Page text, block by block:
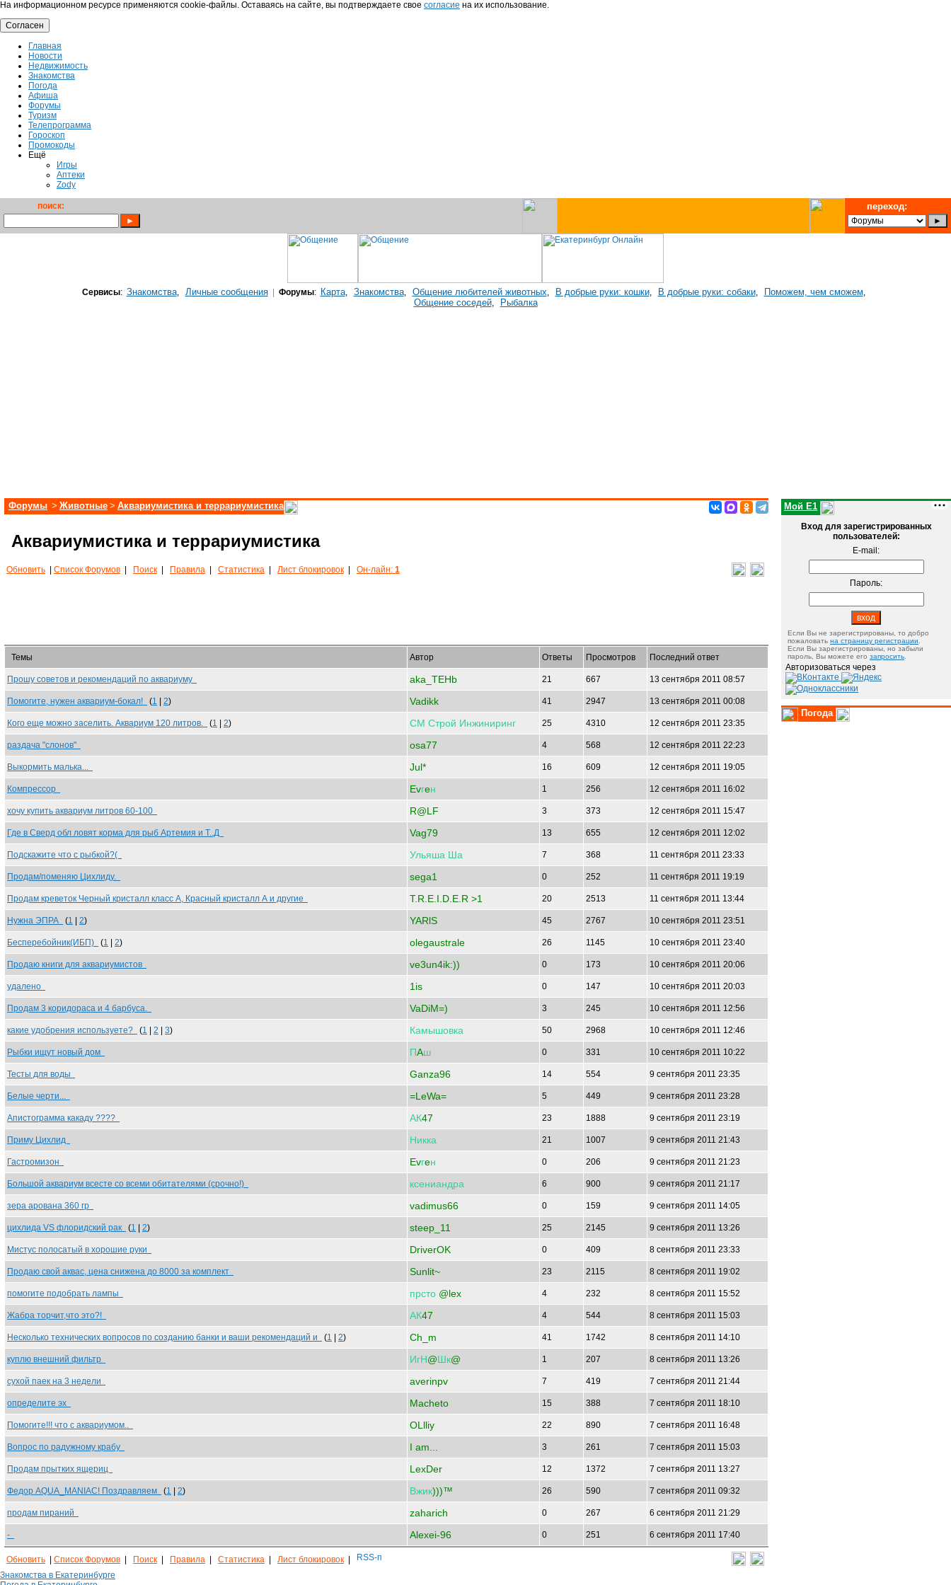
На информационном ресурсе применяются cookie-файлы. Оставаясь на сайте, вы подтверждаете свое согласие на их использование.
Согласен
Главная
Новости
Недвижимость
Знакомства
Погода
Афиша
Форумы
Туризм
Телепрограмма
Гороскоп
Промокоды
Ещё
Игры
Аптеки
Zody
поиск: переход:
Сервисы: Знакомства, Личные сообщения| Форумы: Карта, Знакомства, Общение любителей животных, В добрые руки: кошки, В добрые руки: собаки, Поможем, чем сможем,
Общение соседей, Рыбалка
Форумы > Животные > Аквариумистика и террариумистика
Аквариумистика и террариумистика
Обновить Список Форумов Поиск Правила Статистика Лист блокировок Он-лайн: 1
Темы Автор Ответы Просмотров Последний ответ
Прошу советов и рекомендаций по аквариуму aka_TEHb 21 667 13 сентября 2011 08:57
Помогите, нужен аквариум-бокал! (1 2) Vadikk 41 2947 13 сентября 2011 00:08
Кого еще можно заселить. Аквариум 120 литров. (1 2) СМ Строй Инжиниринг 25 4310 12 сентября 2011 23:35
раздача "слонов" osa77 4 568 12 сентября 2011 22:23
Выкормить малька... Jul* 16 609 12 сентября 2011 19:05
Компрессор Evгeн 1 256 12 сентября 2011 16:02
хочу купить аквариум литров 60-100 R@LF 3 373 12 сентября 2011 15:47
Где в Сверд обл ловят корма для рыб Артемия и Т..Д Vag79 13 655 12 сентября 2011 12:02
Подскажите что с рыбкой?( Ульяша Ша 7 368 11 сентября 2011 23:33
Продам/поменяю Цихлиду. sega1 0 252 11 сентября 2011 19:19
Продам креветок Черный кристалл класс А, Красный кристалл А и другие T.R.E.I.D.E.R >1 20 2513 11 сентября 2011 13:44
Нужна ЭПРА (1 2) YARlS 45 2767 10 сентября 2011 23:51
Бесперебойник(ИБП) (1 2) olegaustrale 26 1145 10 сентября 2011 23:40
Продаю книги для аквариумистов ve3un4ik:)) 0 173 10 сентября 2011 20:06
удалено 1is 0 147 10 сентября 2011 20:03
Продам 3 коридораса и 4 барбуса. VaDiM=) 3 245 10 сентября 2011 12:56
какие удобрения используете? (1 2 3) Камышовка 50 2968 10 сентября 2011 12:46
Рыбки ищут новый дом ПAш 0 331 10 сентября 2011 10:22
Тесты для воды Ganza96 14 554 9 сентября 2011 23:35
Белые черти... =LeWa= 5 449 9 сентября 2011 23:28
Апистограмма какаду ???? АК47 23 1888 9 сентября 2011 23:19
Приму Цихлид Никка 21 1007 9 сентября 2011 21:43
Гастромизон Evгeн 0 206 9 сентября 2011 21:23
Большой аквариум всесте со всеми обитателями (срочно!) ксениандра 6 900 9 сентября 2011 21:17
зера арована 360 гр vadimus66 0 159 9 сентября 2011 14:05
цихлида VS флоридский рак (1 2) steep_11 25 2145 9 сентября 2011 13:26
Мистус полосатый в хорошие руки DriverOK 0 409 8 сентября 2011 23:33
Продаю свой аквас, цена снижена до 8000 за комплект Sunlit~ 23 2115 8 сентября 2011 19:02
помогите подобрать лампы прсто @lex 4 232 8 сентября 2011 15:52
Жабра торчит,что это?! АК47 4 544 8 сентября 2011 15:03
Несколько технических вопросов по созданию банки и ваши рекомендаций и (1 2) Ch_m 41 1742 8 сентября 2011 14:10
куплю внешний фильтр ИгН@Шк@ 1 207 8 сентября 2011 13:26
сухой паек на 3 недели averinpv 7 419 7 сентября 2011 21:44
определите эх Macheto 15 388 7 сентября 2011 18:10
Помогите!!! что с аквариумом.. OLlliy 22 890 7 сентября 2011 16:48
Вопрос по радужному крабу I am... 3 261 7 сентября 2011 15:03
Продам прытких ящериц LexDer 12 1372 7 сентября 2011 13:27
Федор AQUA_MANIAC! Поздравляем (1 2) Вжик)))™ 26 590 7 сентября 2011 09:32
продам пираний zaharich 0 267 6 сентября 2011 21:29
- Alexei-96 0 251 6 сентября 2011 17:40
Обновить Список Форумов Поиск Правила Статистика Лист блокировок
Мой E1
Вход для зарегистрированных
пользователей:
E-mail:
Пароль:
Если Вы не зарегистрированы, то добро
пожаловать на страницу регистрации
Если Вы зарегистрированы, но забыли
пароль, Вы можете его запросить
Авторизоваться через
Погода
Знакомства в Екатеринбурге